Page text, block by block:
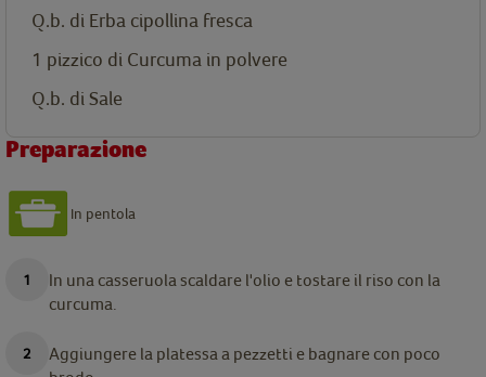
Q.b. di Erba cipollina fresca
1 pizzico di Curcuma in polvere
Q.b. di Sale
Preparazione
In pentola
In una casseruola scaldare l'olio e tostare il riso con la
curcuma.
Aggiungere la platessa a pezzetti e bagnare con poco